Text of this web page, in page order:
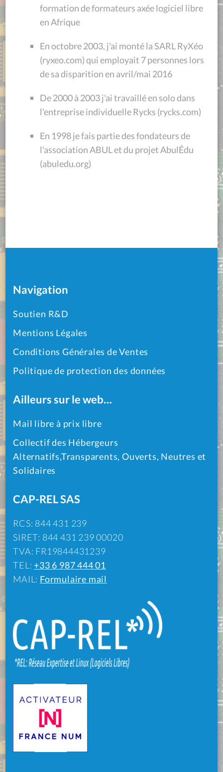
formation de formateurs axée logiciel libre
en Afrique
En octobre 2003, j'ai monté la SARL RyXéo
(ryxeo.com) qui employait 7 personnes lors
de sa disparition en avril/mai 2016
De 2000 à 2003 j'ai travaillé en solo dans
l'entreprise individuelle Rycks (rycks.com)
En 1998 je fais partie des fondateurs de
l'association ABUL et du projet AbulÉdu
(abuledu.org)
Navigation
Soutien R&D
Mentions Légales
Conditions Générales de Ventes
Politique de protection des données
Ailleurs sur le web…
Mail libre à prix libre
Collectif des Hébergeurs
Alternatifs,Transparents, Ouverts, Neutres et
Solidaires
CAP-REL SAS
RCS: 844 431 239
SIRET: 844 431 239 00020
TVA: FR19844431239
TEL: +33 6 987 444 01
MAIL: Formulaire mail